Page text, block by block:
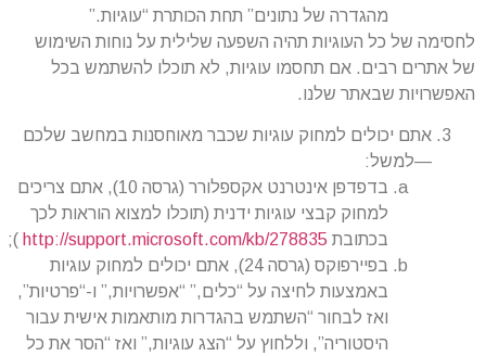
מהגדרה של נתונים” תחת הכותרת “עוגיות.”
לחסימה של כל העוגיות תהיה השפעה שלילית על נוחות השימוש
של אתרים רבים. אם תחסמו עוגיות, לא תוכלו להשתמש בכל
האפשרויות שבאתר שלנו.
אתם יכולים למחוק עוגיות שכבר מאוחסנות במחשב שלכם
—למשל:
בדפדפן אינטרנט אקספלורר (גרסה 10), אתם צריכים
למחוק קבצי עוגיות ידנית (תוכלו למצוא הוראות לכך
בכתובת http://support.microsoft.com/kb/278835
);
בפיירפוקס (גרסה 24), אתם יכולים למחוק עוגיות
באמצעות לחיצה על “כלים,” “אפשרויות,” ו-“פרטיות”,
ואז לבחור “השתמש בהגדרות מותאמות אישית עבור
היסטוריה”, וללחוץ על “הצג עוגיות,” ואז “הסר את כל